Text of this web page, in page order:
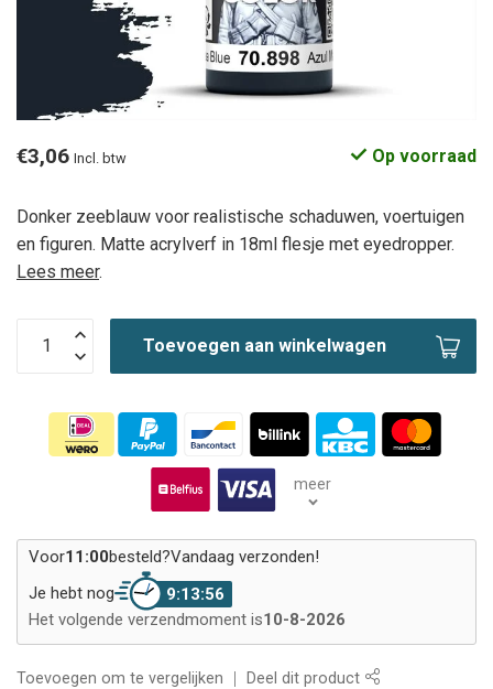
€3,06 Incl. btw Op voorraad
Donker zeeblauw voor realistische schaduwen, voertuigen
en figuren. Matte acrylverf in 18ml flesje met eyedropper.
Lees meer.
Toevoegen aan winkelwagen
meer
Voor11:00besteld?Vandaag verzonden!
Je hebt nog
9:13:55
Het volgende verzendmoment is10-8-2026
Toevoegen om te vergelijken Deel dit product